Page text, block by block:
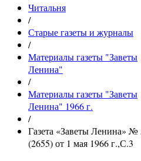
Читальня
/
Старые газеты и журналы
/
Материалы газеты "Заветы
Ленина"
/
Материалы газеты "Заветы
Ленина" 1966 г.
/
Газета «Заветы Ленина» №
(2655) от 1 мая 1966 г.,С.3